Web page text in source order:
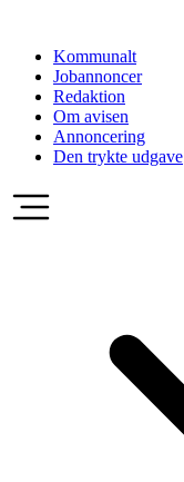
indholdKommunalt
Jobannoncer
Redaktion
Om avisen
Annoncering
Den trykte udgave